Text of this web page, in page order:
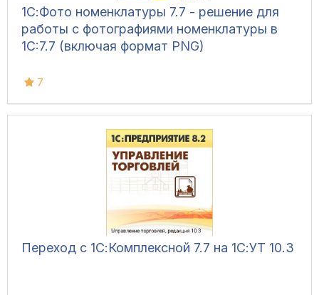
1С:Фото номенклатуры 7.7 - решение для
работы с фотографиями номенклатуры в
1С:7.7 (включая формат PNG)
7
Переход с 1С:Комплексной 7.7 на 1С:УТ 10.3